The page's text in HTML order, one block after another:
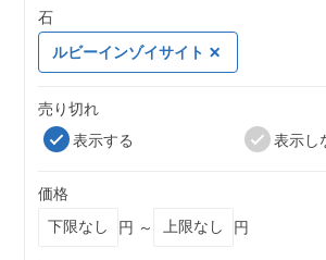
石
ルビーインゾイサイト
売り切れ
表示する
表示し
価格
円 ～
円